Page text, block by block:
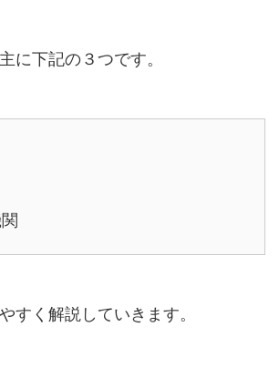
に下記の３つです。
すく解説していきます。